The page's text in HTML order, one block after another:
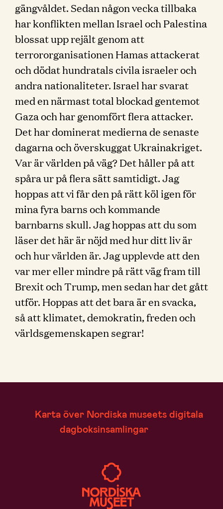
gängvåldet. Sedan någon vecka tillbaka
har konflikten mellan Israel och Palestina
blossat upp rejält genom att
terrororganisationen Hamas attackerat
och dödat hundratals civila israeler och
andra nationaliteter. Israel har svarat
med en närmast total blockad gentemot
Gaza och har genomfört flera attacker.
Det har dominerat medierna de senaste
dagarna och överskuggat Ukrainakriget.
Var är världen på väg? Det håller på att
spåra ur på flera sätt samtidigt. Jag
hoppas att vi får den på rätt köl igen för
mina fyra barns och kommande
barnbarns skull. Jag hoppas att du som
läser det här är nöjd med hur ditt liv är
och hur världen är. Jag upplevde att den
var mer eller mindre på rätt väg fram till
Brexit och Trump, men sedan har det gått
utför. Hoppas att det bara är en svacka,
så att klimatet, demokratin, freden och
världsgemenskapen segrar!
Karta över Nordiska museets digitala
dagboksinsamlingar